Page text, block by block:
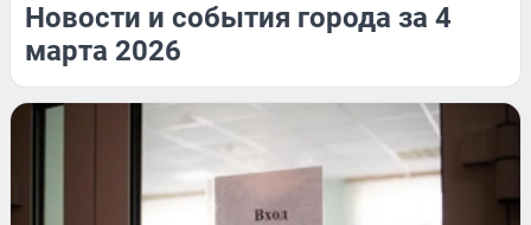
Новости и события города за 4
марта 2026